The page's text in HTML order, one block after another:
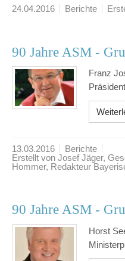
24.04.2016 Berichte
90 Jahre ASM -
Franz
13.03.2016
Berichte
Erstellt von Josef Jäger,
Hommer, Redakteur
90 Jahre ASM -
Horst